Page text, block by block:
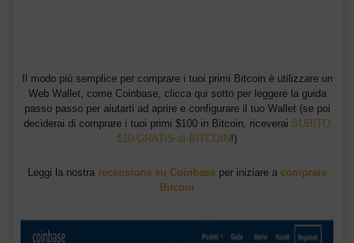
Il modo più semplice per comprare i tuoi primi Bitcoin è utilizzare un
Web Wallet, come Coinbase, clicca qui sotto per leggere la guida
passo passo per aiutarti ad aprire e configurare il tuo Wallet (se poi
deciderai di comprare i tuoi primi $100 in Bitcoin, riceverai SUBITO
$10 GRATIS di BITCOIN !)
Leggi la nostra recensione su Coinbaseper iniziare a comprare
Bitcoin